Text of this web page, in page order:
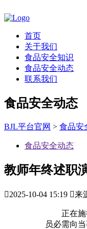
首页
关于我们
食品安全知识
食品安全动态
联系我们
食品安全动态
BJL平台官网 > 食品安
食品安全动态
教师年终述职
2025-10-04 15:19 来
正在施行
员必需向